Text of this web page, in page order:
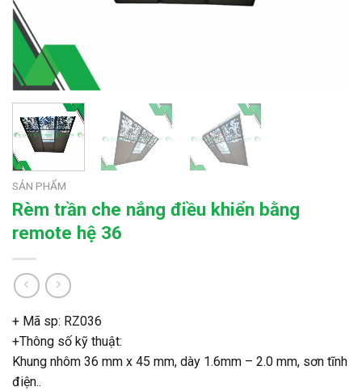
SẢN PHẨM
Rèm trần che nắng điều khiển bằng
remote hệ 36
+ Mã sp: RZ036
+Thông số kỹ thuật:
Khung nhôm 36 mm x 45 mm, dày 1.6mm – 2.0 mm, sơn tĩnh
điện..